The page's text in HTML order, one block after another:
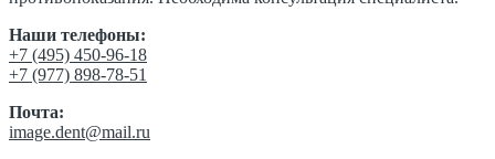
Наши телефоны:
‎+7 (495) 450-96-18
+7 (977) 898-78-51
Почта:
image.dent@mail.ru